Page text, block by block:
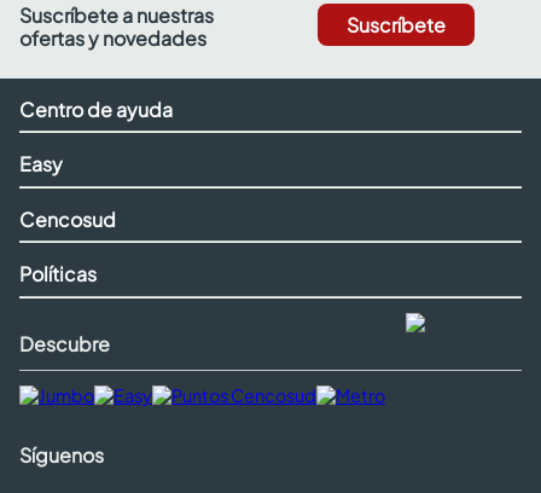
Suscríbete a nuestras
ofertas y novedades
Suscríbete
Centro de ayuda
Easy
Cencosud
Políticas
Descubre
Síguenos